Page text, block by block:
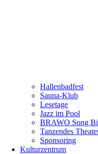
Hallenbadfest
Sauna-Klub
Lesetage
Jazz im Pool
BRAWO Song
Tanzendes
Sponsoring
Kulturzentrum